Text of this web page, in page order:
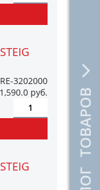
КАТАЛОГ ТОВАРОВ
RE-3202000
1,590.0 руб.